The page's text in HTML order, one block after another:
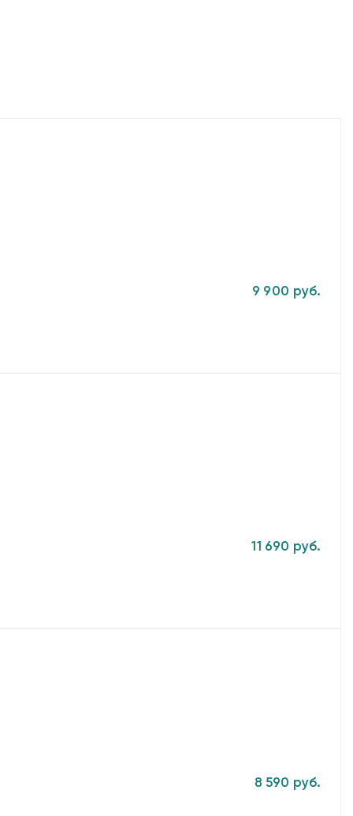
9 900 руб.
11 690 руб.
8 590 руб.